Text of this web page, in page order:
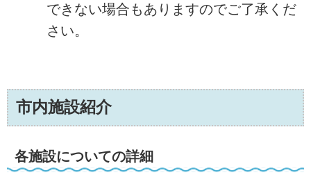
できない場合もありますのでご了承くだ
さい。
市内施設紹介
各施設についての詳細